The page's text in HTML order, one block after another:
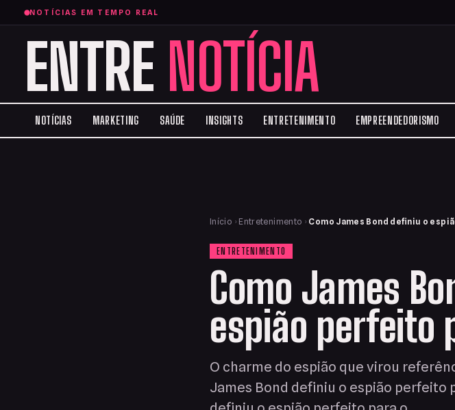
NOTÍCIAS EM TEMPO REAL
ENTRE NOTÍCIA
NOTÍCIAS MARKETING SAÚDE INSIGHTS ENTRETENIMENTO EMPREENDEDORISMO
Início › Entretenimento › Como James Bond definiu o
ENTRETENIMENTO
Como James
espião perfeito
O charme do espião que virou
James Bond definiu o espião perfeito